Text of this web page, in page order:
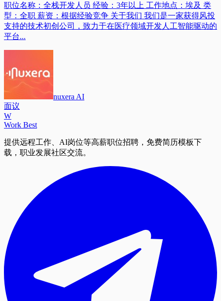
职位名称：全栈开发人员 经验：3年以上 工作地点：埃及 类
型：全职 薪资：根据经验竞争 关于我们 我们是一家获得风投
支持的技术初创公司，致力于在医疗领域开发人工智能驱动的
平台...
nuxera AI
面议
W
Work Best
提供远程工作、AI岗位等高薪职位招聘，免费简历模板下
载，职业发展社区交流。